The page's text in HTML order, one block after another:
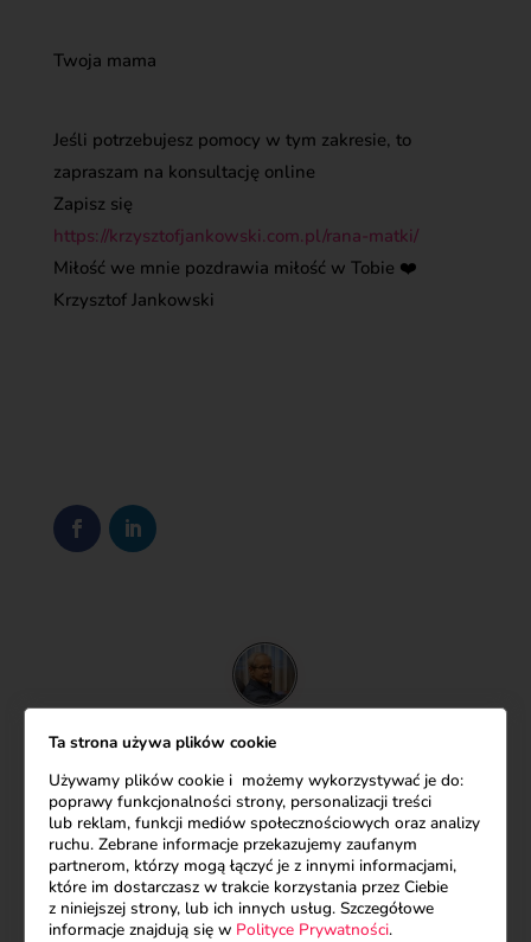
Twoja mama
Jeśli potrzebujesz pomocy w tym zakresie, to
zapraszam na konsultację online
Zapisz się
https://krzysztofjankowski.com.pl/rana-matki/
Miłość we mnie pozdrawia miłość w Tobie ❤️
Krzysztof Jankowski
Autor: Krzysztof Jankowski
Pomogę Ci opuścić smutną krainę czekania i
sprawię by Twoje serce mocniej zabiło. Czekam na
Ciebie ❤️
Wewnętrzne dziecko|Relacja z matką|
Wiersze
Ta strona używa plików cookie
Używamy plików cookie i możemy wykorzystywać je do:
poprawy funkcjonalności strony, personalizacji treści
lub reklam, funkcji mediów społecznościowych oraz analizy
ruchu. Zebrane informacje przekazujemy zaufanym
partnerom, którzy mogą łączyć je z innymi informacjami,
które im dostarczasz w trakcie korzystania przez Ciebie
z niniejszej strony, lub ich innych usług. Szczegółowe
informacje znajdują się w Polityce Prywatności.